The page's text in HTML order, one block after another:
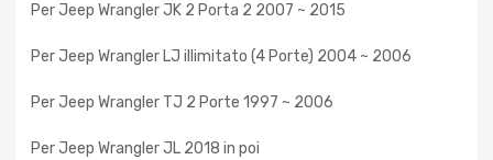
Per Jeep Wrangler JK 2 Porta 2 2007 ~ 2015
Per Jeep Wrangler LJ illimitato (4 Porte) 2004 ~ 2006
Per Jeep Wrangler TJ 2 Porte 1997 ~ 2006
Per Jeep Wrangler JL 2018 in poi